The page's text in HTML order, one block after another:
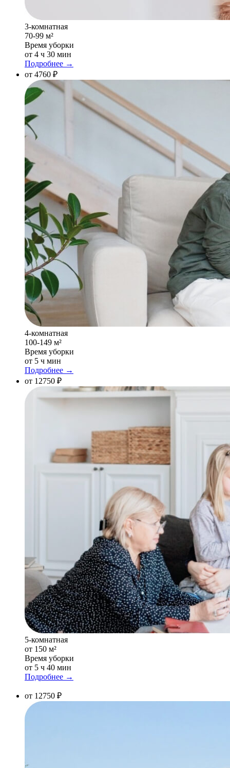
3-комнатная
70-99 м²
Время уборки
от 4 ч 30 мин
Подробнее →
от 4760 ₽
4-комнатная
100-149 м²
Время уборки
от 5 ч мин
Подробнее →
от 12750 ₽
5-комнатная
от 150 м²
Время уборки
от 5 ч 40 мин
Подробнее →
от 12750 ₽